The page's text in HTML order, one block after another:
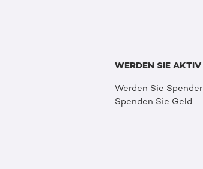
WERDEN SIE AKTIV
Werden Sie Spender
Spenden Sie Geld